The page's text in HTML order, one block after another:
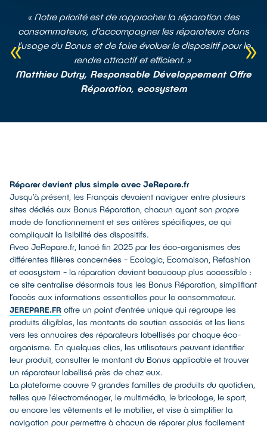
« Notre priorité est de rapprocher la réparation des
consommateurs, d’accompagner les réparateurs dans
l’usage du Bonus et de faire évoluer le dispositif pour le
rendre attractif et efficient. »
Matthieu Dutry, Responsable Développement Offre
Réparation, ecosystem
Réparer devient plus simple avec JeRepare.fr
Jusqu’à présent, les Français devaient naviguer entre plusieurs
sites dédiés aux Bonus Réparation, chacun ayant son propre
mode de fonctionnement et ses critères spécifiques, ce qui
compliquait la lisibilité des dispositifs.
Avec JeRepare.fr, lancé fin 2025 par les éco-organismes des
différentes filières concernées - Ecologic, Ecomaison, Refashion
et ecosystem - la réparation devient beaucoup plus accessible :
ce site centralise désormais tous les Bonus Réparation, simplifiant
l’accès aux informations essentielles pour le consommateur.
JEREPARE.FR offre un point d’entrée unique qui regroupe les
produits éligibles, les montants de soutien associés et les liens
vers les annuaires des réparateurs labellisés par chaque éco-
organisme. En quelques clics, les utilisateurs peuvent identifier
leur produit, consulter le montant du Bonus applicable et trouver
un réparateur labellisé près de chez eux.
La plateforme couvre 9 grandes familles de produits du quotidien,
telles que l’électroménager, le multimédia, le bricolage, le sport,
ou encore les vêtements et le mobilier, et vise à simplifier la
navigation pour permettre à chacun de réparer plus facilement